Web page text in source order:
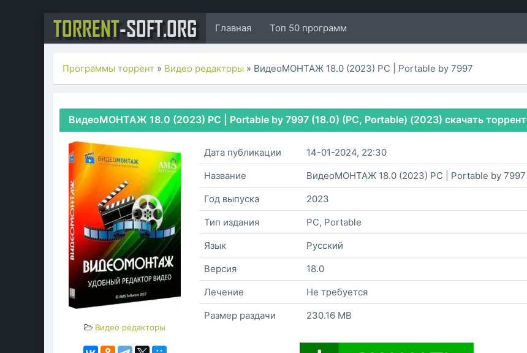
TORRENT-SOFT.ORG Главная Топ 50 программ
Программы торрент » Видео редакторы » ВидеоМОНТАЖ 18.0 (2023) PC | Portable by 7997
ВидеоМОНТАЖ 18.0 (2023) PC | Portable by 7997 (18.0) (PC, Portable) (2023) скачать торрент
Видео редакторы
Дата публикации
14-01-2024, 22:30
Название
ВидеоМОНТАЖ 18.0 (2023) PC | Portable by 7997
Год выпуска
2023
Тип издания
PC, Portable
Язык
Русский
Версия
18.0
Лечение
Не требуется
Размер раздачи
230.16 MB